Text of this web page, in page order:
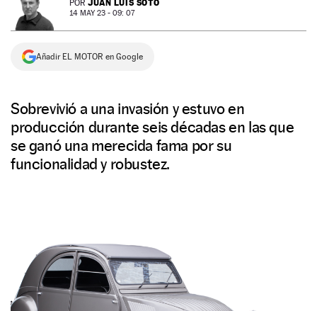
NEWSLETTER
SÍGUENOS
POR JUAN LUIS SOTO
14 MAY 23 - 09: 07
Añadir EL MOTOR en Google
Sobrevivió a una invasión y estuvo en
producción durante seis décadas en las que
se ganó una merecida fama por su
funcionalidad y robustez.